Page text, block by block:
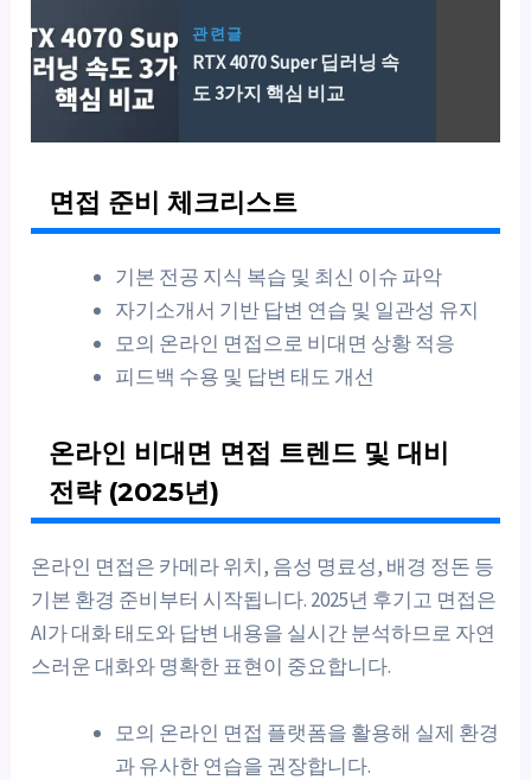
관련글
RTX 4070 Super 딥러닝 속
도 3가지 핵심 비교
면접 준비 체크리스트
기본 전공 지식 복습 및 최신 이슈 파악
자기소개서 기반 답변 연습 및 일관성 유지
모의 온라인 면접으로 비대면 상황 적응
피드백 수용 및 답변 태도 개선
온라인 비대면 면접 트렌드 및 대비
전략 (2025년)
온라인 면접은 카메라 위치, 음성 명료성, 배경 정돈 등
기본 환경 준비부터 시작됩니다. 2025년 후기고 면접은
AI가 대화 태도와 답변 내용을 실시간 분석하므로 자연
스러운 대화와 명확한 표현이 중요합니다.
모의 온라인 면접 플랫폼을 활용해 실제 환경
과 유사한 연습을 권장합니다.